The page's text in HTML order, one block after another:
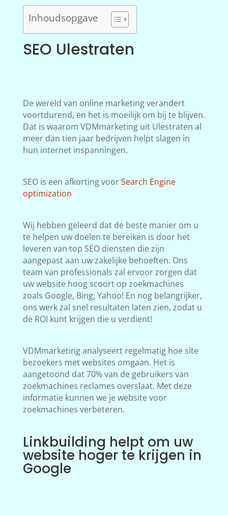
Inhoudsopgave
SEO Ulestraten
De wereld van online marketing verandert
voortdurend, en het is moeilijk om bij te blijven.
Dat is waarom VDMmarketing uit Ulestraten al
meer dan tien jaar bedrijven helpt slagen in
hun internet inspanningen.
SEO is een afkorting voorSearch Engine
optimization
Wij hebben geleerd dat de beste manier om u
te helpen uw doelen te bereiken is door het
leveren van top SEO diensten die zijn
aangepast aan uw zakelijke behoeften. Ons
team van professionals zal ervoor zorgen dat
uw website hoog scoort op zoekmachines
zoals Google, Bing, Yahoo! En nog belangrijker,
ons werk zal snel resultaten laten zien, zodat u
de ROI kunt krijgen die u verdient!
VDMmarketing analyseert regelmatig hoe site
bezoekers met websites omgaan. Het is
aangetoond dat 70% van de gebruikers van
zoekmachines reclames overslaat. Met deze
informatie kunnen we je website voor
zoekmachines verbeteren.
Linkbuilding helpt om uw
website hoger te krijgen in
Google